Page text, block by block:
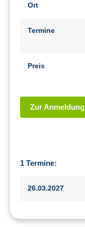
Ort
Termine
Preis
Zur Anmeldung
1 Termine:
26.03.2027